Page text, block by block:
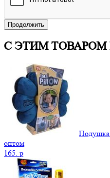
Продолжить
С ЭТИМ
Подушка
оптом
165. p